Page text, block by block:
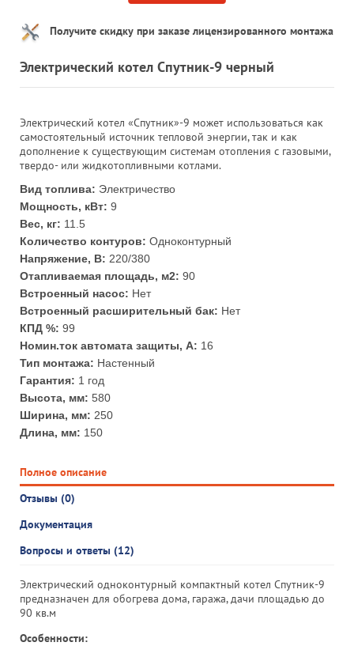
Получите скидку при заказе лицензированного монтажа
Электрический котел Спутник-9 черный
Электрический котел «Спутник»-9 может использоваться как
самостоятельный источник тепловой энергии, так и как
дополнение к существующим системам отопления с газовыми,
твердо- или жидкотопливными котлами.
Вид топлива: Электричество
Мощность, кВт: 9
Вес, кг: 11.5
Количество контуров: Одноконтурный
Напряжение, В: 220/380
Отапливаемая площадь, м2: 90
Встроенный насос: Нет
Встроенный расширительный бак: Нет
КПД %: 99
Номин.ток автомата защиты, А: 16
Тип монтажа: Настенный
Гарантия: 1 год
Высота, мм: 580
Ширина, мм: 250
Длина, мм: 150
Полное описание
Отзывы (0)
Документация
Вопросы и ответы (12)
Электрический одноконтурный компактный котел Спутник-9
предназначен для обогрева дома, гаража, дачи площадью до
90 кв.м
Особенности: